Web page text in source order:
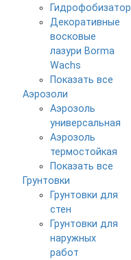
Гидрофобизатор
Декоративные
восковые
лазури Borma
Wachs
Показать все
Аэрозоли
Аэрозоль
универсальная
Аэрозоль
термостойкая
Показать все
Грунтовки
Грунтовки для
стен
Грунтовки для
наружных
работ